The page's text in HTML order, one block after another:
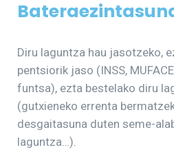
Diru laguntza hau jasotzeko,
pentsiorik jaso (INSS,
funtsa), ezta bestelako diru
(gutxieneko errenta
desgaitasuna duten seme-
laguntza…).